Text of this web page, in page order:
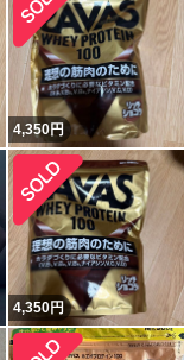
4,350円
4,350円